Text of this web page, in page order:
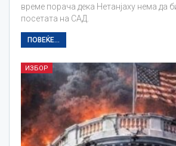
време порача дека Нетанјаху нема да
посетата на САД.
ПОВЕЌЕ...
ИЗБОР